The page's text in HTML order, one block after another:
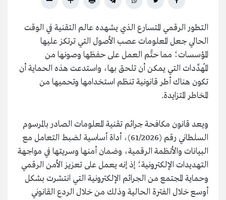
التطور الرقمي المتسارع الذي يشهده عالم التقنية في الوقت
الحالي جعل المعلومات عصب الأصول التي ترتكز عليها
المؤسسات؛ مما حتَّم العمل على حفظها وصونها من
المُهدِّدات التي يمكن أن تلحق بها، واستدعت هذه الحماية أن
تكون هناك أطر قانونية تنظم استخدامها وتحميها من
المخاطر المتزايدة.
ويعد قانون مكافحة جرائم تقنية المعلومات الصادر بالمرسوم
السلطاني رقم (61/2026)، أداة أساسية لضبط التعامل مع
البيانات والأنظمة الرقمية، وضمان أمنها وسريتها في مواجهة
التهديدات الإلكترونية؛ إذ إنه يعمل على تعزيز الأمن الرقمي
وحماية المجتمع من الجرائم الإلكترونية التي انتشرت بشكل
أوسع خلال الفترة الحالية وذلك من خلال الردع القانوني